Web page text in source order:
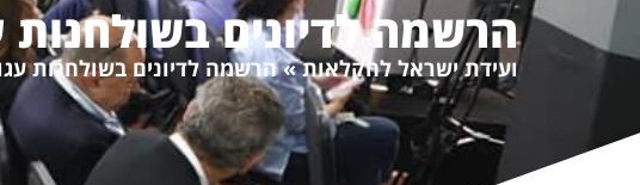
הרשמה לדיונים בשולחנות
ועידת ישראל לחקלאות»הרשמה לדיונים בשולחנות